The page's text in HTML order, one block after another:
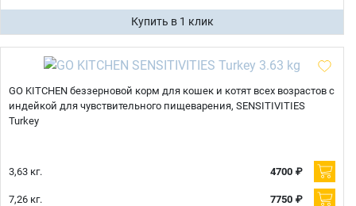
Купить в 1 клик
GO KITCHEN беззерновой корм для кошек и котят всех возрастов с
индейкой для чувствительного пищеварения, SENSITIVITIES
Turkey
3,63 кг. 4700 ₽
7,26 кг. 7750 ₽